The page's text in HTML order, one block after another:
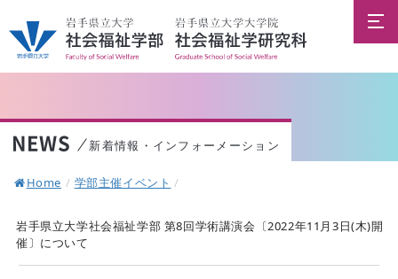
NEWS 新着情報・インフォーメーション
Home / 学部主催イベント /
岩手県立大学社会福祉学部 第8回学術講演会〔2022年11月3日(木)開
催〕について